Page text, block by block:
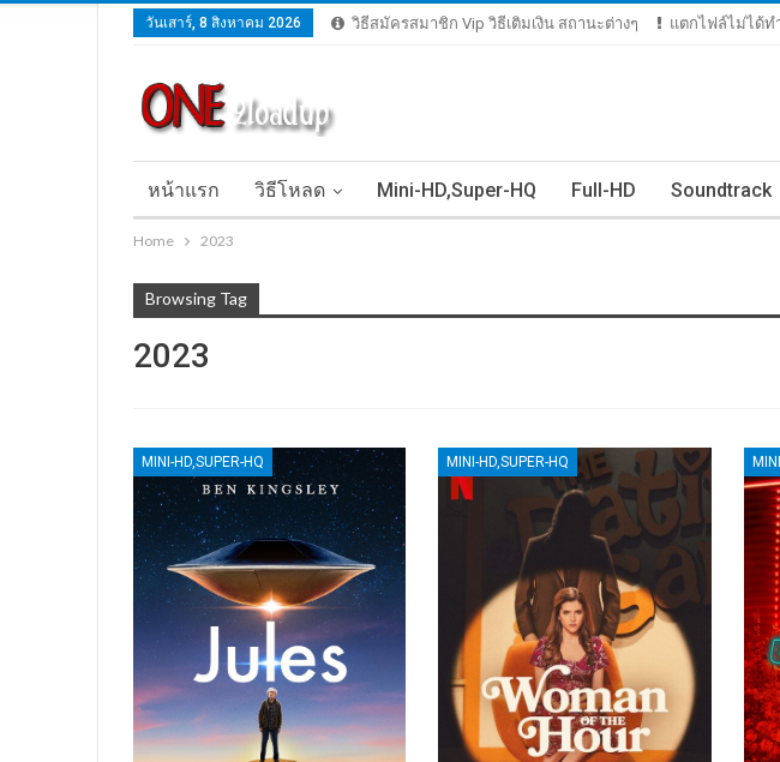
วันเสาร์, 8 สิงหาคม 2026 วิธีสมัครสมาชิก Vip วิธีเติมเงิน สถานะต่างๆ แตกไฟล์ไม่ได้ท
หน้าแรก วิธีโหลด Mini-HD,Super-HQ Full-HD Soundtrack
Home 2023
Browsing Tag
2023
MINI-HD,SUPER-HQ MINI-HD,SUPER-HQ